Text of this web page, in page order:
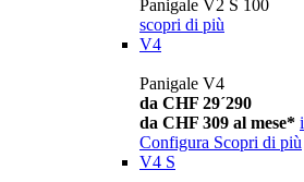
Panigale V2 S 100
scopri di più
V4
Panigale V4
da CHF 29´290
da CHF 309 al mese* i
Configura Scopri di più
V4 S